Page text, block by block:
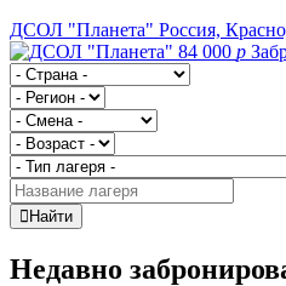
ДСОЛ "Планета" Россия,
84 000 p
Найти
Недавно